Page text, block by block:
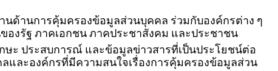
ด้านการคุ้มครองข้อมูลส่วนบุคคล ร่วมกับองค์กรต่าง ๆ
งรัฐ ภาคเอกชน ภาคประชาสังคม และประชาชน
ะ ประสบการณ์ และข้อมูลข่าวสารที่เป็นประโยชน์ต่อ
ละองค์กรที่มีความสนใจเรื่องการคุ้มครองข้อมูลส่วน